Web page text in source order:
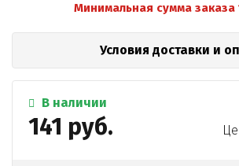
Минимальная сумма заказа
Условия доставки и
В наличии
141 руб.